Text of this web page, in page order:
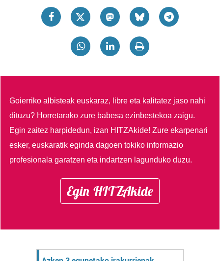
Goierriko albisteak euskaraz, libre eta kalitatez jaso nahi
dituzu? Horretarako zure babesa ezinbestekoa zaigu.
Egin zaitez harpidedun, izan HITZAkide!Zure ekarpenari
esker, euskaratik eginda dagoen tokiko informazio
profesionala garatzen eta indartzen lagunduko duzu.
Egin HITZAkide